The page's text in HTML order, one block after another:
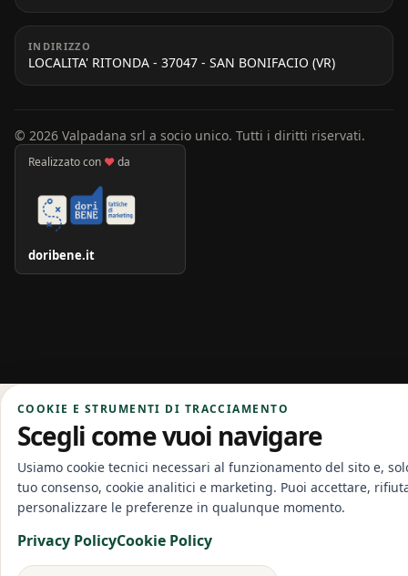
INDIRIZZO
LOCALITA' RITONDA - 37047 - SAN BONIFACIO (VR)
© 2026 Valpadana srl a socio unico. Tutti i diritti riservati.
Realizzato con ♥da
doribene.it
COOKIE E STRUMENTI DI TRACCIAMENTO
Scegli come vuoi navigare
Usiamo cookie tecnici necessari al funzionamento del sito e,
tuo consenso, cookie analitici e marketing. Puoi accettare,
personalizzare le preferenze in qualunque momento.
Privacy PolicyCookie Policy